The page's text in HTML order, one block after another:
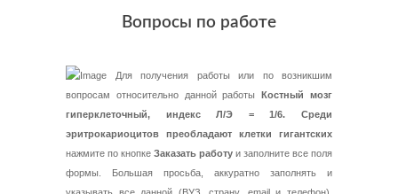
Вопросы по работе
Для получения работы или по возникшим
вопросам относительно данной работыКостный мозг
гиперклеточный, индекс Л/Э = 1/6. Среди
эритрокариоцитов преобладают клетки гигантских
нажмите по кнопке Заказать работу и заполните все поля
формы. Большая просьба, аккуратно заполнять и